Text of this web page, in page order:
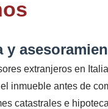
extranjeros en
inmueble antes de
catastrales e